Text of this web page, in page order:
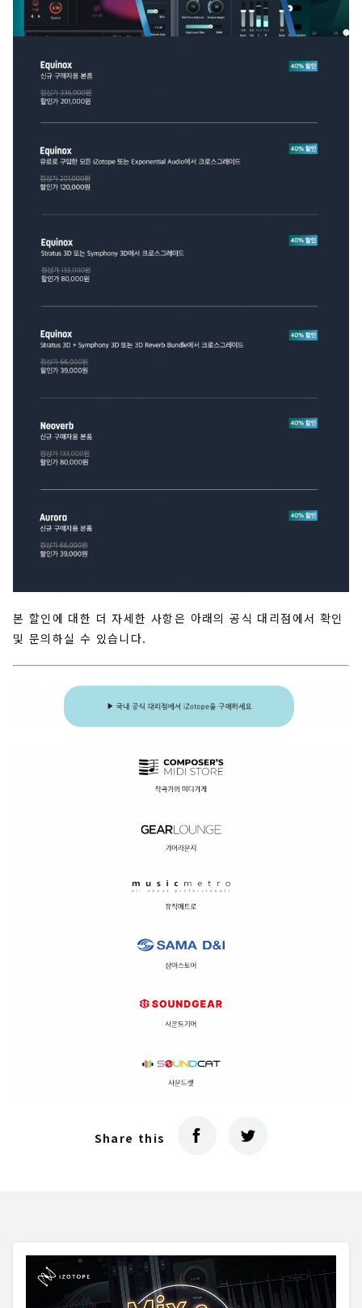
본 할인에 대한 더 자세한 사항은 아래의 공식 대리점에서 확인
및 문의하실 수 있습니다.
Share this